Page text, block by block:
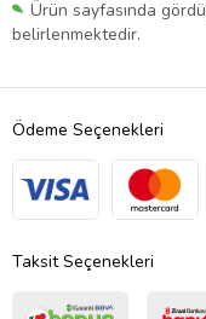
Ürün sayfasında
belirlenmektedir.
Ödeme Seçenekleri
Taksit Seçenekleri